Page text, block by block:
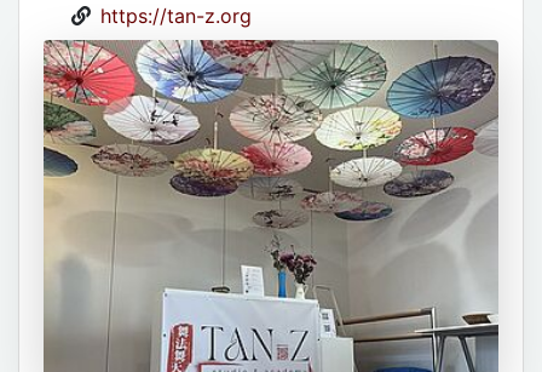
https://tan-z.org